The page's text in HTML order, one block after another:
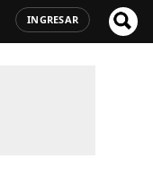
INGRESAR